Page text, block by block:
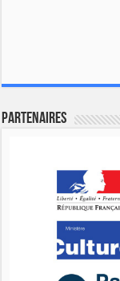
Partenaires